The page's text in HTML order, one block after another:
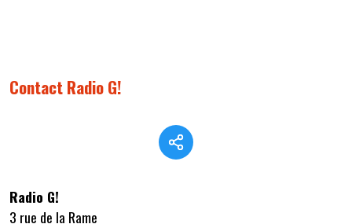
Contact Radio G!
Radio G!
3 rue de la Rame